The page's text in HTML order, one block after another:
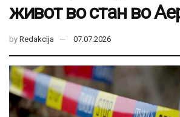
живот во стан во
by Redakcija 07.07.2026